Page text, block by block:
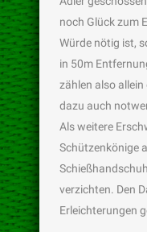
noch Glück zum
Würde nötig ist,
in 50m
zählen also
dazu auch
Als weitere
Schützenkönige
verzichten. Den
Erleichterungen